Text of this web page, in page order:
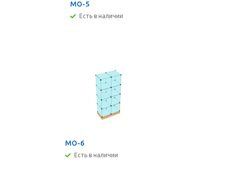
МО-5
Есть в наличии
МО-6
Есть в наличии